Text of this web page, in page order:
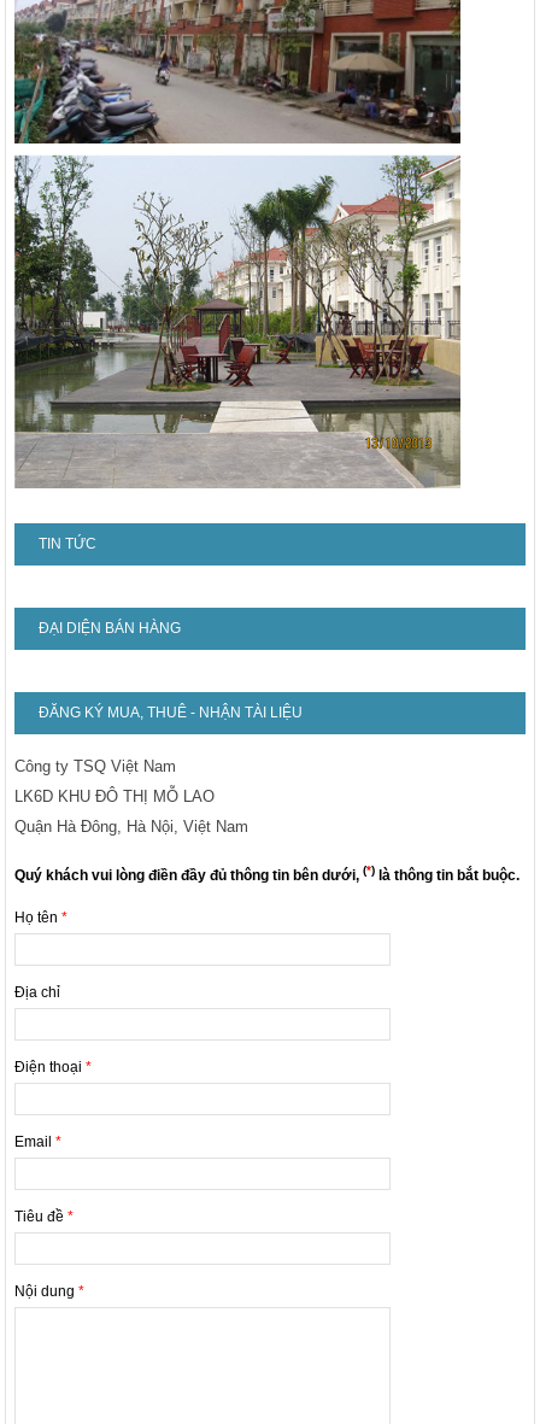
TIN TỨC
ĐẠI DIỆN BÁN HÀNG
ĐĂNG KÝ MUA, THUÊ - NHẬN TÀI LIỆU
Công ty TSQ Việt Nam
LK6D KHU ĐÔ THỊ MỖ LAO
Quận Hà Đông, Hà Nội, Việt Nam
Quý khách vui lòng điền đầy đủ thông tin bên dưới,(*) là thông tin bắt buộc.
Họ tên*
Địa chỉ
Điện thoại*
Email*
Tiêu đề*
Nội dung*